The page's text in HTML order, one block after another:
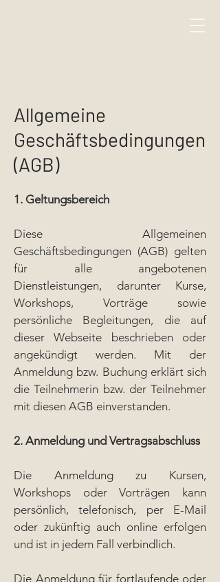
Allgemeine
Geschäftsbedingungen
(AGB)
1. Geltungsbereich
Diese Allgemeinen
Geschäftsbedingungen (AGB) gelten
für alle angebotenen
Dienstleistungen, darunter Kurse,
Workshops, Vorträge sowie
persönliche Begleitungen, die auf
dieser Webseite beschrieben oder
angekündigt werden. Mit der
Anmeldung bzw. Buchung erklärt sich
die Teilnehmerin bzw. der Teilnehmer
mit diesen AGB einverstanden.
2. Anmeldung und Vertragsabschluss
Die Anmeldung zu Kursen,
Workshops oder Vorträgen kann
persönlich, telefonisch, per E-Mail
oder zukünftig auch online erfolgen
und ist in jedem Fall verbindlich.
Die Anmeldung für fortlaufende oder